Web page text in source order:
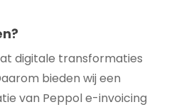
digitale transformaties
bieden wij een
van Peppol e-invoicing